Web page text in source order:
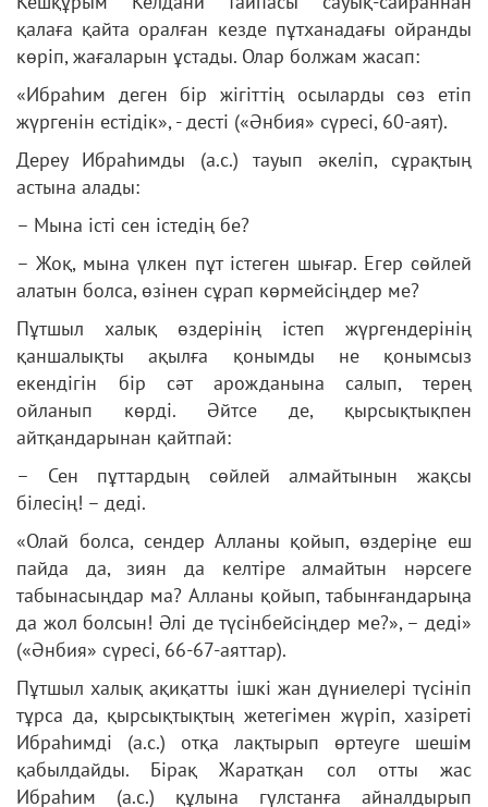
қалаға қайта оралған кезде пұтханадағы ойранды
көріп, жағаларын ұстады. Олар болжам жасап:
«Ибраһим деген бір жігіттің осыларды сөз етіп
жүргенін естідік», - десті («Әнбия» сүресі, 60-аят).
Дереу Ибраһимды (а.с.) тауып әкеліп, сұрақтың
астына алады:
– Мына істі сен істедің бе?
– Жоқ, мына үлкен пұт істеген шығар. Егер сөйлей
алатын болса, өзінен сұрап көрмейсіңдер ме?
Пұтшыл халық өздерінің істеп жүргендерінің
қаншалықты ақылға қонымды не қонымсыз
екендігін бір сәт арожданына салып, терең
ойланып көрді. Әйтсе де, қырсықтықпен
айтқандарынан қайтпай:
– Сен пұттардың сөйлей алмайтынын жақсы
білесің! – деді.
«Олай болса, сендер Алланы қойып, өздеріңе еш
пайда да, зиян да келтіре алмайтын нәрсеге
табынасыңдар ма? Алланы қойып, табынғандарыңа
да жол болсын! Әлі де түсінбейсіңдер ме?», – деді»
(«Әнбия» сүресі, 66-67-аяттар).
Пұтшыл халық ақиқатты ішкі жан дүниелері түсініп
тұрса да, қырсықтықтың жетегімен жүріп, хазіреті
Ибраһимді (а.с.) отқа лақтырып өртеуге шешім
қабылдайды. Бірақ Жаратқан сол отты жас
Ибраһим (а.с.) құлына гүлстанға айналдырып